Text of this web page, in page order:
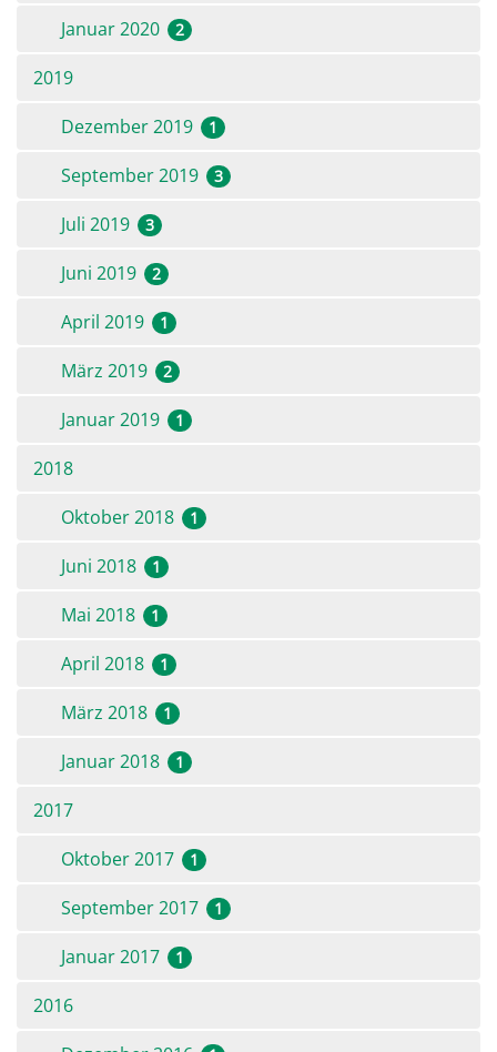
Januar 2020 2
2019
Dezember 2019
1
September 2019 3
Juli 2019 3
Juni 2019 2
April 2019 1
März 2019 2
Januar 2019 1
2018
Oktober 2018
1
Juni 2018 1
Mai 2018 1
April 2018 1
März 2018 1
Januar 2018 1
2017
Oktober 2017
1
September 2017 1
Januar 2017 1
2016